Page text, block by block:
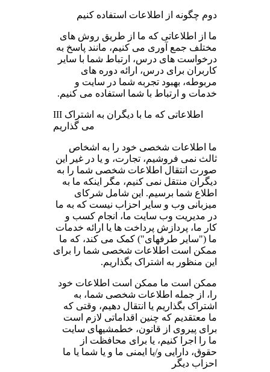
دوم چگونه از اطلاعات استفاده کنیم
ما از اطلاعاتی که ما از طریق روش های
مختلف جمع آوری می کنیم، مانند پاسخ به
درخواست های درس، ارتباط شما با سایر
کاربران برای درس، ارائه دوره های
مربوطه، بهبود تجربه شما در سایت و
خدمات و ارتباط با شما استفاده می کنیم.
III اطلاعاتی که ما با دیگران به اشتراک
می گذاریم
ما اطلاعات شخصی خود را به اشخاص
ثالث نمی فروشیم، تجارت، و یا در غیر این
صورت انتقال اطلاعات شخصی شما را به
دیگران منتقل نمی کنیم، مگر اینکه ما به
اطلاع شما برسیم. این شامل شرکای
میزبانی وب و سایر احزاب نیست که به ما
در مدیریت وب سایت ما، انجام کسب و
کار ما، پردازش پرداخت ها یا ارائه خدمات
ما ("سایر طرفهای") کمک می کند، که ما
ممکن است اطلاعات شخصی شما را برای
این منظور به اشتراک بگذاریم.
ممکن است ما ممکن است اطلاعات خود
را، از جمله اطلاعات شخصی شما، به
اشتراک بگذاریم یا انتقال دهیم، وقتی که
ما معتقدیم که چنین اقداماتی لازم است
برای پیروی از قانون، خطمشیهای سایت
ما را اجرا کنیم، یا برای محافظت از
حقوق، دارایی و/یا ایمنی ما و یا شما یا ما
احزاب دیگر